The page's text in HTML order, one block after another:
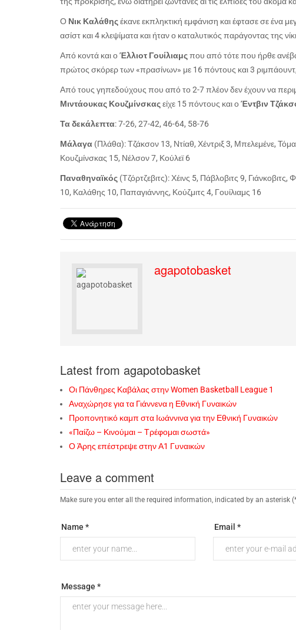
Ο Νικ Καλάθηςέκανε εκπληκτική εμφάνιση και έφτασε σε ένα
ασίστ και 4 κλεψίματα και ήταν ο καταλυτικός παράγοντας της
Από κοντά και οΈλλιοτ Γουίλιαμςπου από τότε που ήρθε
πρώτος σκόρερ των «πρασίνων» με 16 πόντους και 3
Από τους γηπεδούχους που από το 2-7 πλέον δεν έχουν να
Μιντάουκας Κουζμίνσκαςείχε 15 πόντους και οΈντβιν
Τα δεκάλεπτα: 7-26, 27-42, 46-64, 58-76
Μάλαγα (Πλάθα): Τζάκσον 13, Ντίαθ, Χέντριξ 3, Μπελεμένε,
Κουζμίνσκας 15, Νέλσον 7, Κούλεϊ 6
Παναθηναϊκός (Τζόρτζεβιτς): Χέινς 5, Πάβλοβιτς 9,
10, Καλάθης 10, Παπαγιάννης, Κούζμιτς 4, Γουίλιαμς 16
agapotobasket
Latest from agapotobasket
Οι Πάνθηρες Καβάλας στην Women Basketball League 1
Αναχώρησε για τα Γιάννενα η Εθνική Γυναικών
Προπονητικό καμπ στα Ιωάννινα για την Εθνική Γυναικών
«Παίζω – Κινούμαι – Τρέφομαι σωστά»
Ο Άρης επέστρεψε στην Α1 Γυναικών
Leave a comment
Make sure you enter all the required information, indicated by an asterisk
Name * Email *
Message *